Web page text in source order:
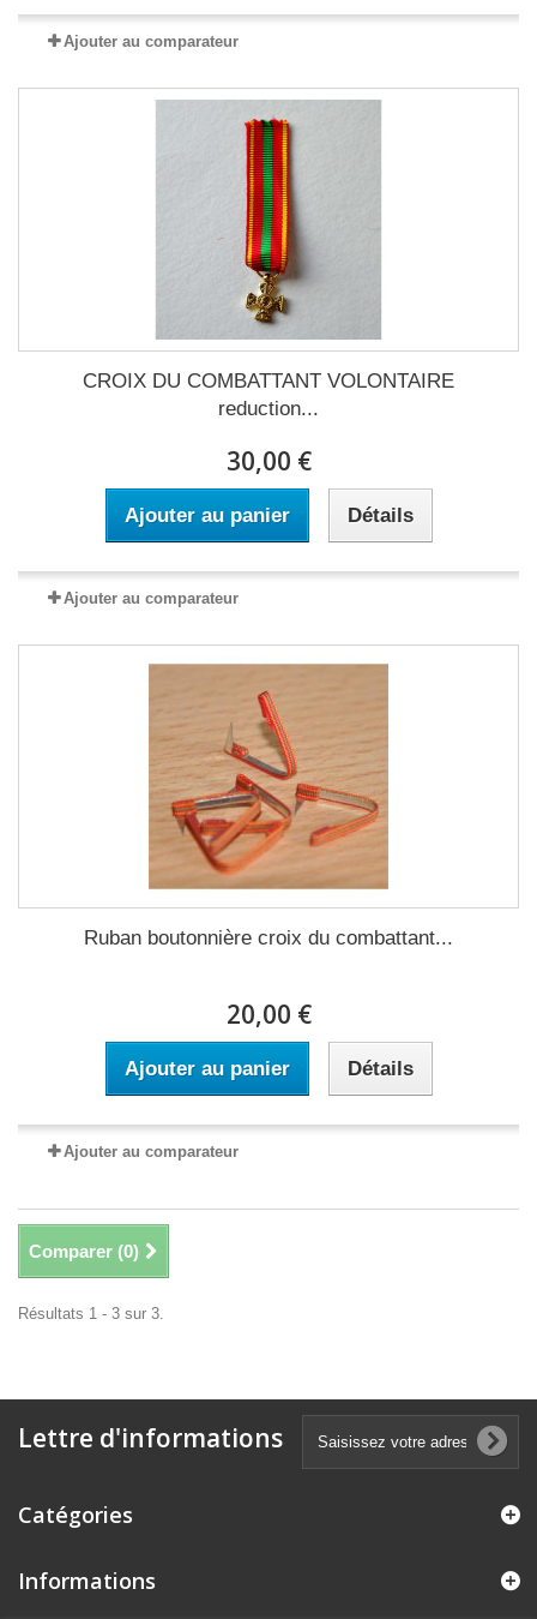
Ajouter au comparateur
CROIX DU COMBATTANT VOLONTAIRE
reduction...
30,00 €
Ajouter au panier Détails
Ajouter au comparateur
Ruban boutonnière croix du combattant...
20,00 €
Ajouter au panier Détails
Ajouter au comparateur
Comparer (0)
Résultats 1 - 3 sur 3.
Lettre d'informations
Catégories
Informations